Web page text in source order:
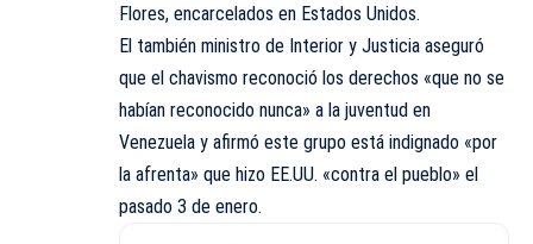
Flores, encarcelados en Estados Unidos.
El también ministro de Interior y Justicia aseguró
que el chavismo reconoció los derechos «que no se
habían reconocido nunca» a la juventud en
Venezuela y afirmó este grupo está indignado «por
la afrenta» que hizo EE.UU. «contra el pueblo» el
pasado 3 de enero.